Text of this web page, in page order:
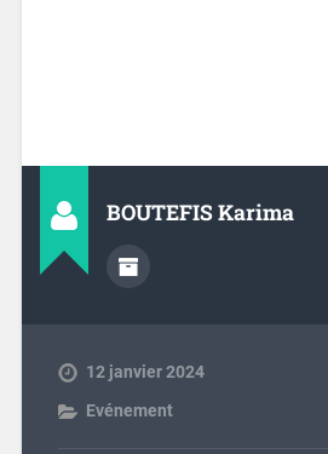
BOUTEFIS Karima
12 janvier 2024
Evénement